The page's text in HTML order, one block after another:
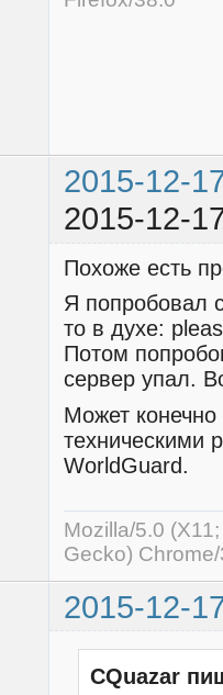
2015-12-
2015-12-
Похоже есть
Я попробовал
то в духе:
Потом
сервер упал.
Может
техническими
WorldGuard.
Mozilla/5.0
Gecko)
2015-12-
CQuazar